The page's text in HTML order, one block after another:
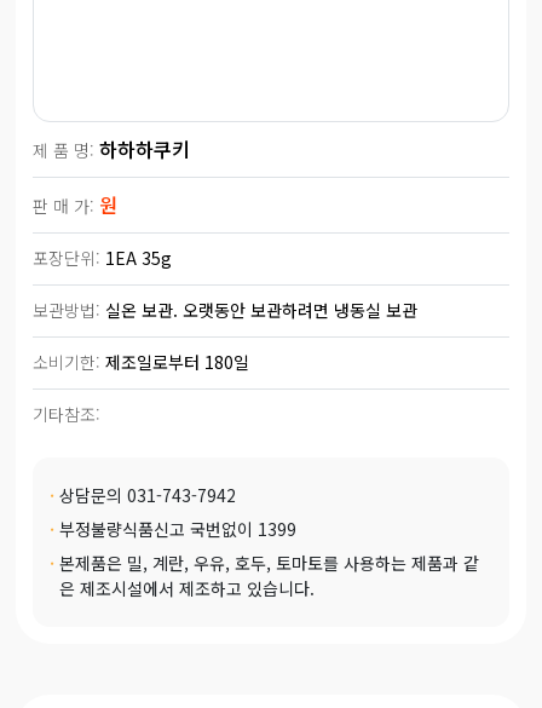
제 품 명:하하하쿠키
판 매 가: 원
포장단위: 1EA 35g
보관방법: 실온 보관. 오랫동안 보관하려면 냉동실 보관
소비기한:제조일로부터 180일
기타참조:
· 상담문의 031-743-7942
· 부정불량식품신고 국번없이 1399
· 본제품은 밀, 계란, 우유, 호두, 토마토를 사용하는 제품과 같
은 제조시설에서 제조하고 있습니다.